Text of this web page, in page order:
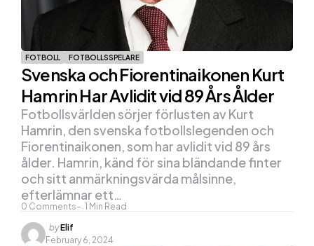
FOTBOLL FOTBOLLSSPELARE
Svenska och Fiorentinaikonen Kurt
Hamrin Har Avlidit vid 89 Års Ålder
0 Comments 1 Min Read
Fotbollsvärlden sörjer förlusten av Kurt
Hamrin, den svenska fotbollslegenden och
Fiorentinaikonen, som har avlidit vid 89 års
ålder. Hamrin, känd för sina bländande finter
och sitt anmärkningsvärda målsinne,
efterlämnar ett…
Posted
by
byElif
February 6, 2024